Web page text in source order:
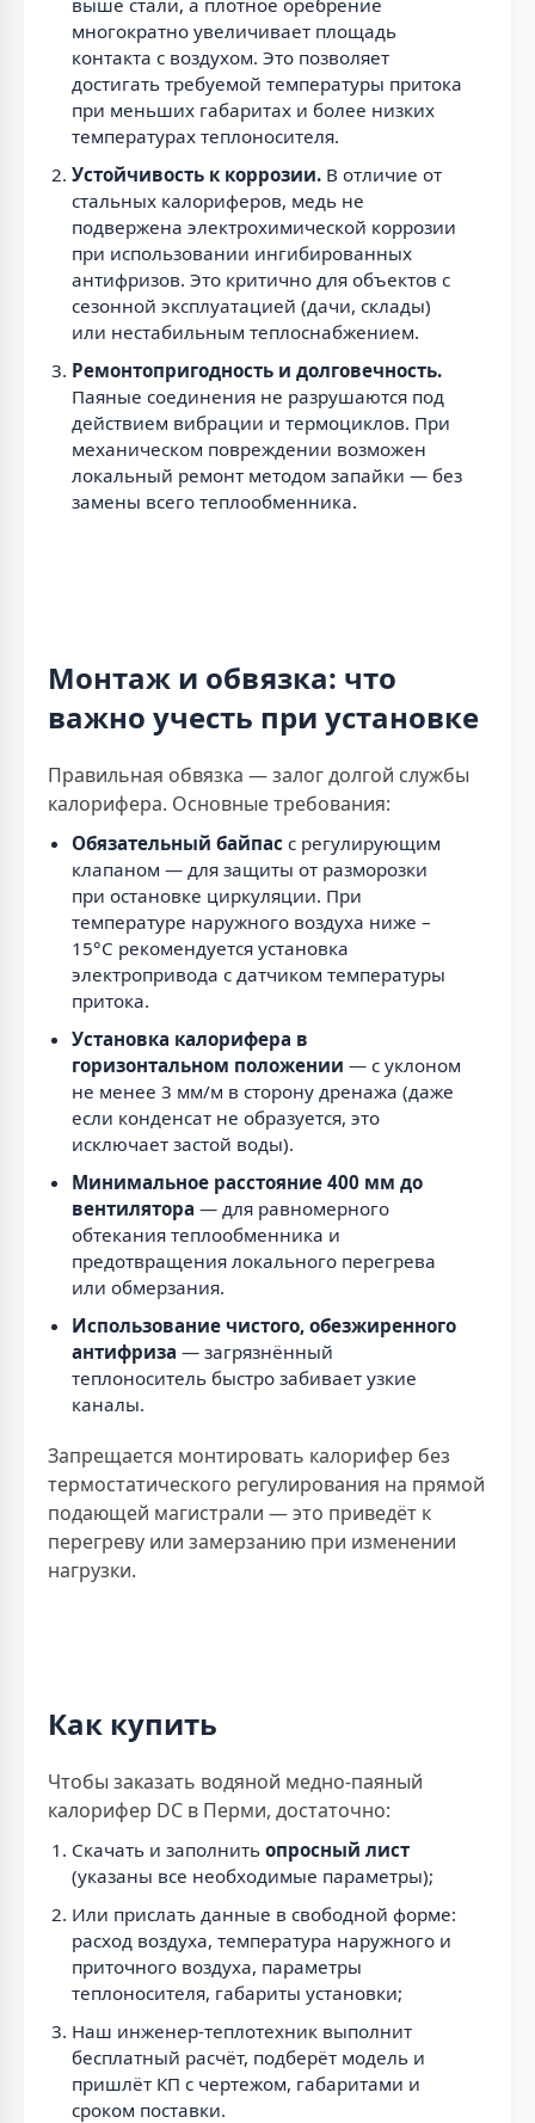
многократно увеличивает площадь
контакта с воздухом. Это позволяет
достигать требуемой температуры притока
при меньших габаритах и более низких
температурах теплоносителя.
Устойчивость к коррозии. В отличие от
стальных калориферов, медь не
подвержена электрохимической коррозии
при использовании ингибированных
антифризов. Это критично для объектов с
сезонной эксплуатацией (дачи, склады)
или нестабильным теплоснабжением.
Ремонтопригодность и долговечность.
Паяные соединения не разрушаются под
действием вибрации и термоциклов. При
механическом повреждении возможен
локальный ремонт методом запайки — без
замены всего теплообменника.
Монтаж и обвязка: что
важно учесть при установке
Правильная обвязка — залог долгой службы
калорифера. Основные требования:
Обязательный байпас с регулирующим
клапаном — для защиты от разморозки
при остановке циркуляции. При
температуре наружного воздуха ниже –
15°C рекомендуется установка
электропривода с датчиком температуры
притока.
Установка калорифера в
горизонтальном положении — с уклоном
не менее 3 мм/м в сторону дренажа (даже
если конденсат не образуется, это
исключает застой воды).
Минимальное расстояние 400 мм до
вентилятора — для равномерного
обтекания теплообменника и
предотвращения локального перегрева
или обмерзания.
Использование чистого, обезжиренного
антифриза — загрязнённый
теплоноситель быстро забивает узкие
каналы.
Запрещается монтировать калорифер без
термостатического регулирования на прямой
подающей магистрали — это приведёт к
перегреву или замерзанию при изменении
нагрузки.
Как купить
Чтобы заказать водяной медно-паяный
калорифер DC в Перми, достаточно:
Скачать и заполнить опросный лист
(указаны все необходимые параметры);
Или прислать данные в свободной форме:
расход воздуха, температура наружного и
приточного воздуха, параметры
теплоносителя, габариты установки;
Наш инженер-теплотехник выполнит
бесплатный расчёт, подберёт модель и
пришлёт КП с чертежом, габаритами и
сроком поставки.